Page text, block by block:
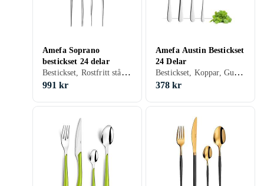
Amefa Soprano
bestickset 24 delar
Bestickset, Rostfritt stål, 24 st
991 kr
Amefa Austin Bestickset
24 Delar
Bestickset, Koppar, Guld, Rostfritt stål, 24 st
378 kr